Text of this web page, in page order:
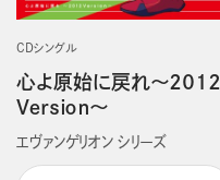
CDシングル
心よ原始に戻れ～２０１２
Ｖｅｒｓｉｏｎ～
エヴァンゲリオン シリーズ